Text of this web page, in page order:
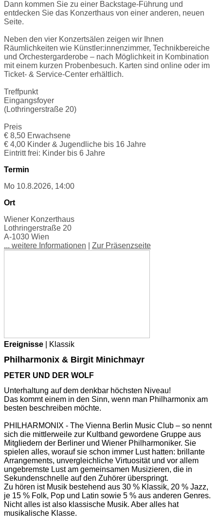
Dann kommen Sie zu einer Backstage-Führung und
entdecken Sie das Konzerthaus von einer anderen, neuen
Seite.
Neben den vier Konzertsälen zeigen wir Ihnen
Räumlichkeiten wie Künstler:innenzimmer, Technikbereiche
und Orchestergarderobe – nach Möglichkeit in Kombination
mit einem kurzen Probenbesuch. Karten sind online oder im
Ticket- & Service-Center erhältlich.
Treffpunkt
Eingangsfoyer
(Lothringerstraße 20)
Preis
€ 8,50 Erwachsene
€ 4,00 Kinder & Jugendliche bis 16 Jahre
Eintritt frei: Kinder bis 6 Jahre
Termin
Mo 10.8.2026, 14:00
Ort
Wiener Konzerthaus
Lothringerstraße 20
A-1030 Wien
... weitere Informationen
Zur Präsenzseite
Ereignisse | Klassik
Philharmonix & Birgit Minichmayr
PETER UND DER WOLF
Unterhaltung auf dem denkbar höchsten Niveau!
Das kommt einem in den Sinn, wenn man Philharmonix am
besten beschreiben möchte.
PHILHARMONIX - The Vienna Berlin Music Club – so nennt
sich die mittlerweile zur Kultband gewordene Gruppe aus
Mitgliedern der Berliner und Wiener Philharmoniker. Sie
spielen alles, worauf sie schon immer Lust hatten: brillante
Arrangements, unvergleichliche Virtuosität und vor allem
ungebremste Lust am gemeinsamen Musizieren, die in
Sekundenschnelle auf den Zuhörer überspringt.
Zu hören ist Musik bestehend aus 30 % Klassik, 20 % Jazz,
je 15 % Folk, Pop und Latin sowie 5 % aus anderen Genres.
Nicht alles ist also klassische Musik. Aber alles hat
musikalische Klasse.